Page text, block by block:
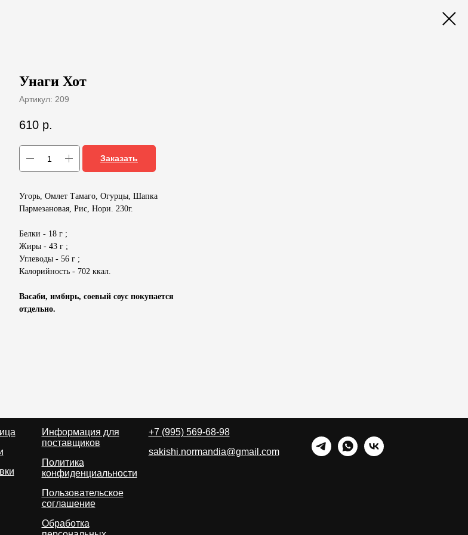
Унаги Хот
Артикул: 209
610 р.
Заказать
Угорь, Омлет Тамаго, Огурцы, Шапка
Пармезановая, Рис, Нори. 230г.
Белки - 18 г ;
Жиры - 43 г ;
Углеводы - 56 г ;
Калорийность - 702 ккал.
Васаби, имбирь, соевый соус покупается
отдельно.
Информация для
поставщиков
Политика
конфиденциальности
Пользовательское
соглашение
Обработка
+7 (995) 569-68-98
sakishi.normandia@gmail.com